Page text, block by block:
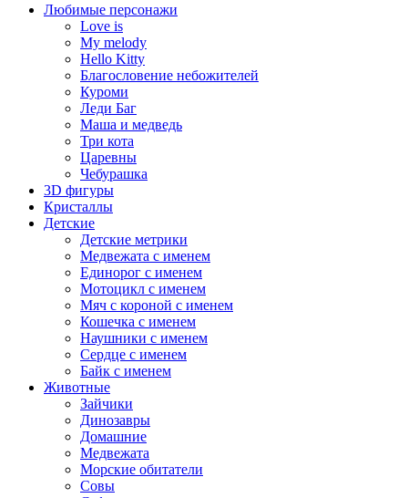
Любимые персонажи
Love is
My melody
Hello Kitty
Благословение небожителей
Куроми
Леди Баг
Маша и медведь
Три кота
Царевны
Чебурашка
3D фигуры
Кристаллы
Детские
Детские метрики
Медвежата с именем
Единорог с именем
Мотоцикл с именем
Мяч с короной с именем
Кошечка с именем
Наушники с именем
Сердце с именем
Байк с именем
Животные
Зайчики
Динозавры
Домашние
Медвежата
Морские обитатели
Совы